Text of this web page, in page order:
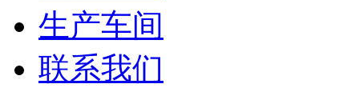
生产车间
联系我们